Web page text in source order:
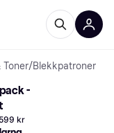
Toner/Blekkpatroner
-
kr